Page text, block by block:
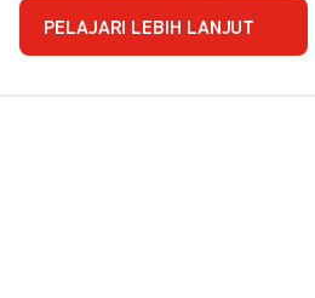
PELAJARI LEBIH LANJUT